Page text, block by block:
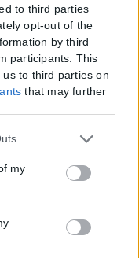
to third parties
opt-out of the
by third
participants. This
to third parties on
that may further
one or more Google
You may
and its third-party
purposes in below
my